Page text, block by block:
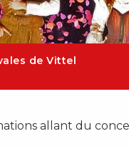
de Vittel
allant du